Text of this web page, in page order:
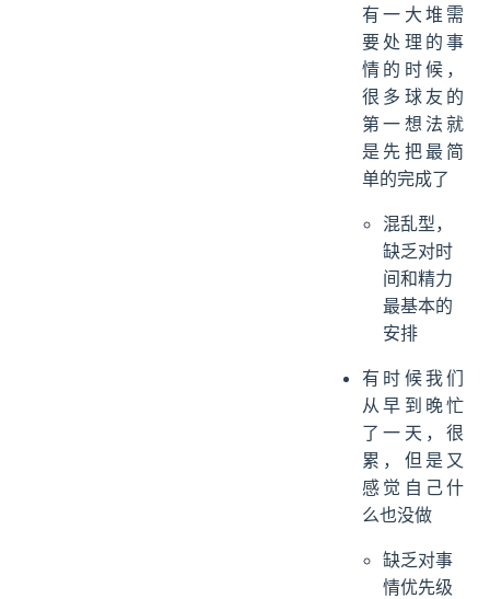
有一大堆需
要处理的事
情的时候，
很多球友的
第一想法就
是先把最简
单的完成了
混乱型，
缺乏对时
间和精力
最基本的
安排
有时候我们
从早到晚忙
了一天，很
累，但是又
感觉自己什
么也没做
缺乏对事
情优先级